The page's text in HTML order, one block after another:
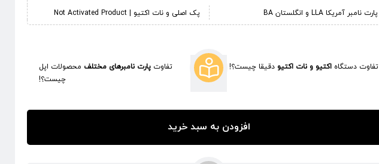
پارت نامبر آمریکا LLA و انگلستان BA پک اصلی و نات اکتیو | Not Activated Product
تفاوت دستگاه اکتیو و نات اکتیو دقیقا چیست؟! تفاوت پارت نامبرهای مختلف محصولات اپل
چیست؟!
افزودن به سبد خرید